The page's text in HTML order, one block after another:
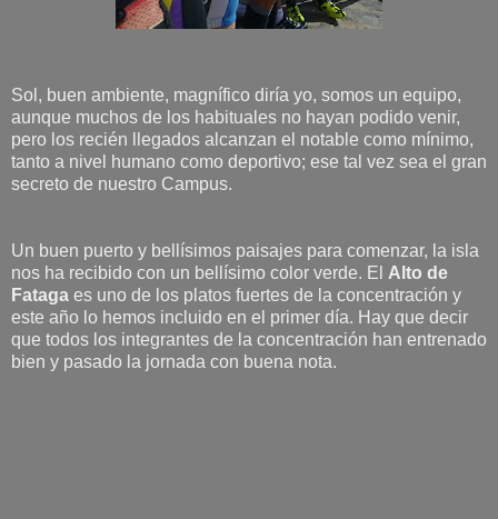
Sol, buen ambiente, magnífico diría yo, somos un equipo,
aunque muchos de los habituales no hayan podido venir,
pero los recién llegados alcanzan el notable como mínimo,
tanto a nivel humano como deportivo; ese tal vez sea el gran
secreto de nuestro Campus.
Un buen puerto y bellísimos paisajes para comenzar, la isla
nos ha recibido con un bellísimo color verde. El Alto de
Fataga es uno de los platos fuertes de la concentración y
este año lo hemos incluido en el primer día. Hay que decir
que todos los integrantes de la concentración han entrenado
bien y pasado la jornada con buena nota.